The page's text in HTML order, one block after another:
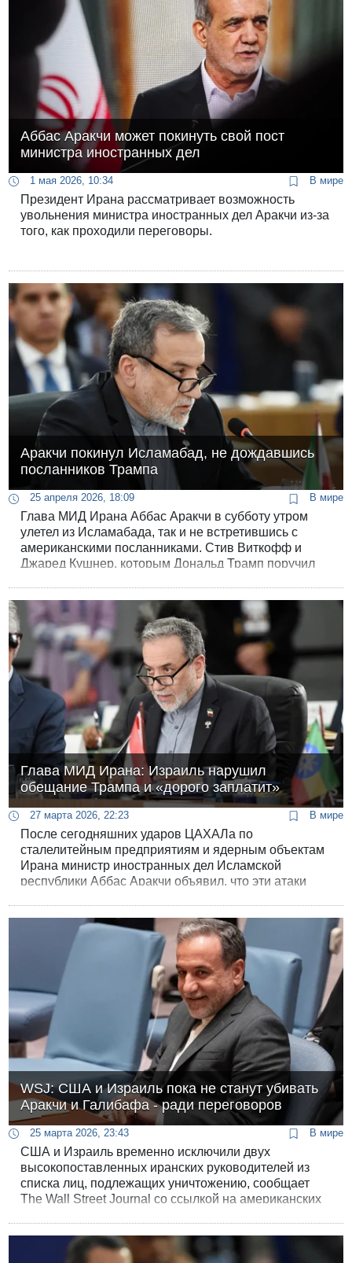
Аббас Аракчи может покинуть свой пост
министра иностранных дел
1 мая 2026, 10:34 В мире
Президент Ирана рассматривает возможность
увольнения министра иностранных дел Аракчи из-за
того, как проходили переговоры.
Аракчи покинул Исламабад, не дождавшись
посланников Трампа
25 апреля 2026, 18:09 В мире
Глава МИД Ирана Аббас Аракчи в субботу утром
улетел из Исламабада, так и не встретившись с
американскими посланниками. Стив Виткофф и
Джаред Кушнер, которым Дональд Трамп поручил
не добрались.
Глава МИД Ирана: Израиль нарушил
обещание Трампа и «дорого заплатит»
27 марта 2026, 22:23 В мире
После сегодняшних ударов ЦАХАЛа по
сталелитейным предприятиям и ядерным объектам
Ирана министр иностранных дел Исламской
республики Аббас Аракчи объявил, что эти атаки
WSJ: США и Израиль пока не станут убивать
Аракчи и Галибафа - ради переговоров
25 марта 2026, 23:43 В мире
США и Израиль временно исключили двух
высокопоставленных иранских руководителей из
списка лиц, подлежащих уничтожению, сообщает
The Wall Street Journal со ссылкой на американских
Галибаф.